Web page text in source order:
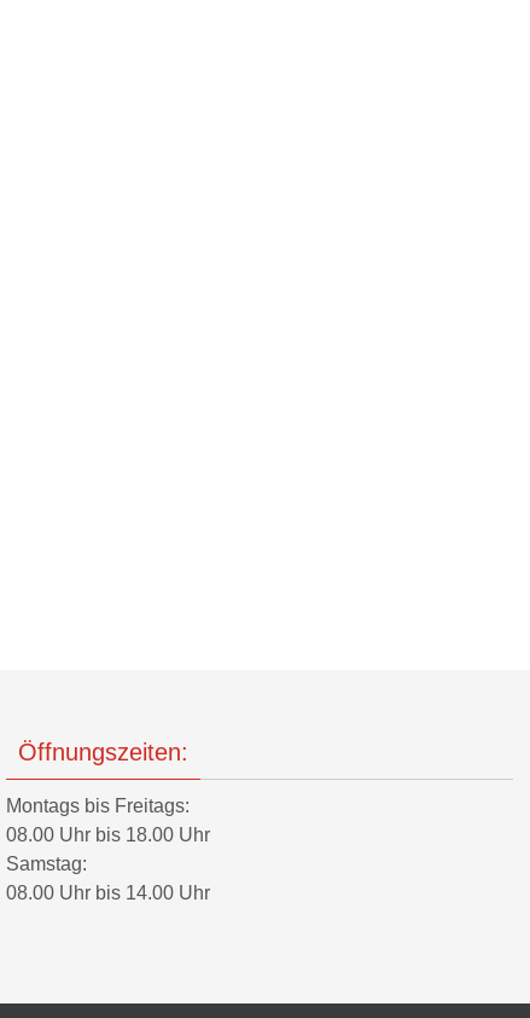
Öffnungszeiten:
Montags bis Freitags:
08.00 Uhr bis 18.00 Uhr
Samstag:
08.00 Uhr bis 14.00 Uhr